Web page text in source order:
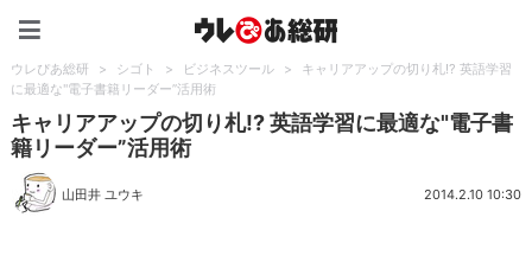
ウレぴあ総研 > シゴト > ビジネスツール >
キャリアアップの切り札!? 英語学習
に最適な"電子書籍リーダー”活用術
キャリアアップの切り札!? 英語学習に最適な"電子書
籍リーダー”活用術
山田井 ユウキ 2014.2.10 10:30